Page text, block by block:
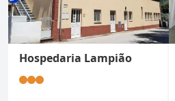
Hospedaria Lampião